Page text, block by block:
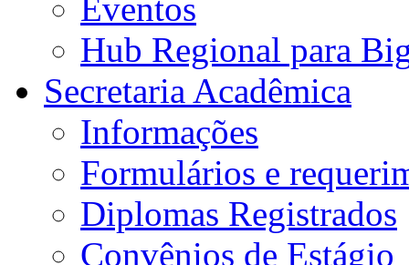
Eventos
Hub Regional para
Secretaria Acadêmica
Informações
Formulários e
Diplomas Registrados
Convênios de Estágio